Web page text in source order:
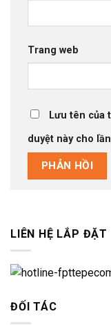
Trang web
Lưu tên của
duyệt này cho
LIÊN HỆ LẮP ĐẶT
ĐỐI TÁC